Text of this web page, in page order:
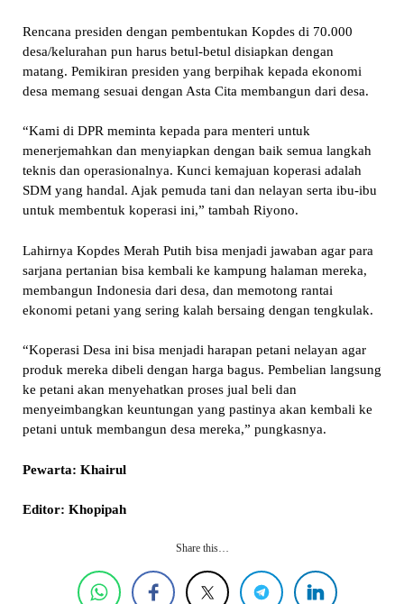
Rencana presiden dengan pembentukan Kopdes di 70.000
desa/kelurahan pun harus betul-betul disiapkan dengan
matang. Pemikiran presiden yang berpihak kepada ekonomi
desa memang sesuai dengan Asta Cita membangun dari desa.
“Kami di DPR meminta kepada para menteri untuk
menerjemahkan dan menyiapkan dengan baik semua langkah
teknis dan operasionalnya. Kunci kemajuan koperasi adalah
SDM yang handal. Ajak pemuda tani dan nelayan serta ibu-ibu
untuk membentuk koperasi ini,” tambah Riyono.
Lahirnya Kopdes Merah Putih bisa menjadi jawaban agar para
sarjana pertanian bisa kembali ke kampung halaman mereka,
membangun Indonesia dari desa, dan memotong rantai
ekonomi petani yang sering kalah bersaing dengan tengkulak.
“Koperasi Desa ini bisa menjadi harapan petani nelayan agar
produk mereka dibeli dengan harga bagus. Pembelian langsung
ke petani akan menyehatkan proses jual beli dan
menyeimbangkan keuntungan yang pastinya akan kembali ke
petani untuk membangun desa mereka,” pungkasnya.
Pewarta: Khairul
Editor: Khopipah
Share this…